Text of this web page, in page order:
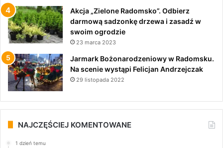
Akcja „Zielone Radomsko”. Odbierz
darmową sadzonkę drzewa i zasadź w
swoim ogrodzie
23 marca 2023
Jarmark Bożonarodzeniowy w Radomsku.
Na scenie wystąpi Felicjan Andrzejczak
29 listopada 2022
NAJCZĘŚCIEJ KOMENTOWANE
1 dzień temu